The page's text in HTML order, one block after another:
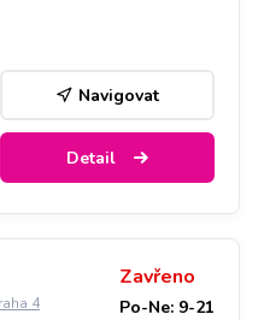
Navigovat
Detail
4
Zavřeno
Po-Ne: 9-21